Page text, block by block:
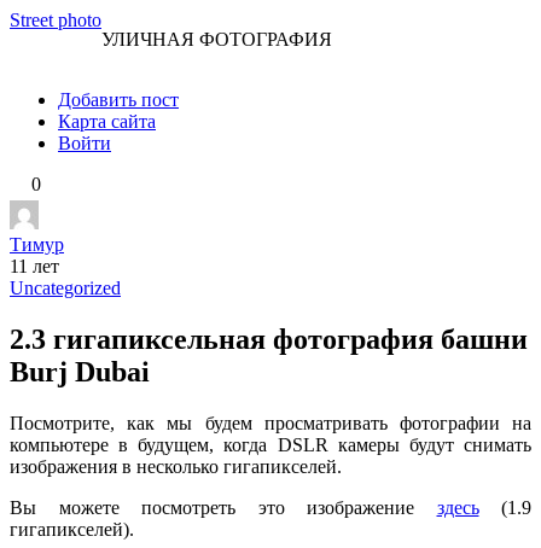
Перейти
Street photo
УЛИЧНАЯ ФОТОГРАФИЯ
Добавить пост
Карта сайта
Войти
0
Тимур
11 лет
Uncategorized
2.3 гигапиксельная фотография башни
Burj Dubai
Посмотрите, как мы будем просматривать фотографии на
компьютере в будущем, когда DSLR камеры будут снимать
изображения в несколько гигапикселей.
Вы можете посмотреть это изображение здесь(1.9
гигапикселей).